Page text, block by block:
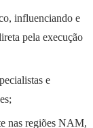
influenciando e
pela execução
e
nas regiões NAM,